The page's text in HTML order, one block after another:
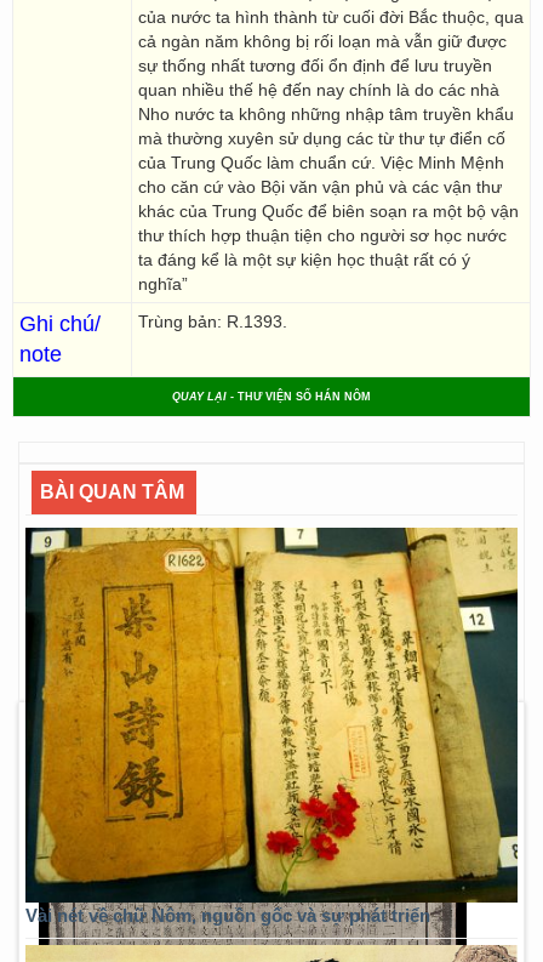
của nước ta hình thành từ cuối đời Bắc thuộc, qua
cả ngàn năm không bị rối loạn mà vẫn giữ được
sự thống nhất tương đối ổn định để lưu truyền
quan nhiều thế hệ đến nay chính là do các nhà
Nho nước ta không những nhập tâm truyền khẩu
mà thường xuyên sử dụng các từ thư tự điển cố
của Trung Quốc làm chuẩn cứ. Việc Minh Mệnh
cho căn cứ vào Bội văn vận phủ và các vận thư
khác của Trung Quốc để biên soạn ra một bộ vận
thư thích hợp thuận tiện cho người sơ học nước
ta đáng kể là một sự kiện học thuật rất có ý
nghĩa”
Ghi chú/
note
Trùng bản: R.1393.
QUAY LẠI - THƯ VIỆN SỐ HÁN NÔM
BÀI QUAN TÂM
Vài nét về chữ Nôm, nguồn gốc và sự phát triển